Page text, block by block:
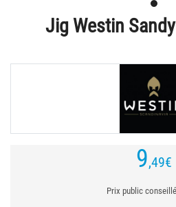
Jig Westin
9,49€
Prix public